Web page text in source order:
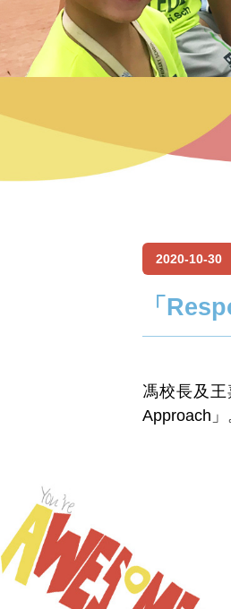
2020-10-30
「
馮校長及
Approach」